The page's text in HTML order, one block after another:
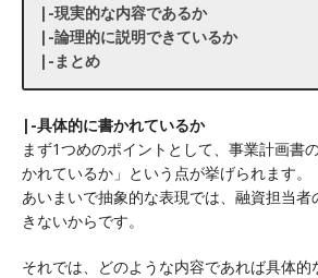
|-現実的な内容であるか
|-論理的に説明できているか
|-まとめ
|-具体的に書かれているか
まず1つめのポイントとして、事業計画書
かれているか」という点が挙げられます。
あいまいで抽象的な表現では、融資担当
きないからです。
それでは、どのような内容であれば具体的